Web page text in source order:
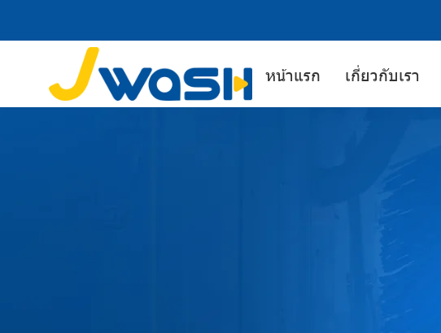
หน้าแรก เกี่ยวกับเรา